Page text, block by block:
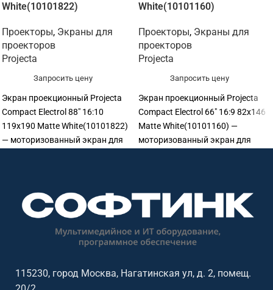
White(10101822)
Проекторы, Экраны для
проекторов
Projecta
Запросить цену
Экран проекционный Projecta
Compact Electrol 88" 16:10
119x190 Matte White(10101822)
— моторизованный экран для
актовых залов. Основные
параметры: диагональ 88",
изображения 119×190 см,
White(10101160)
Проекторы, Экраны для
проекторов
Projecta
Запросить цену
Экран проекционный Projecta
Compact Electrol 66" 16:9 82x146
Matte White(10101160) —
моторизованный экран для
актовых залов. Основные
параметры: диагональ 66",
изображения 82×146 см,
115230, город Москва, Нагатинская ул, д. 2, помещ.